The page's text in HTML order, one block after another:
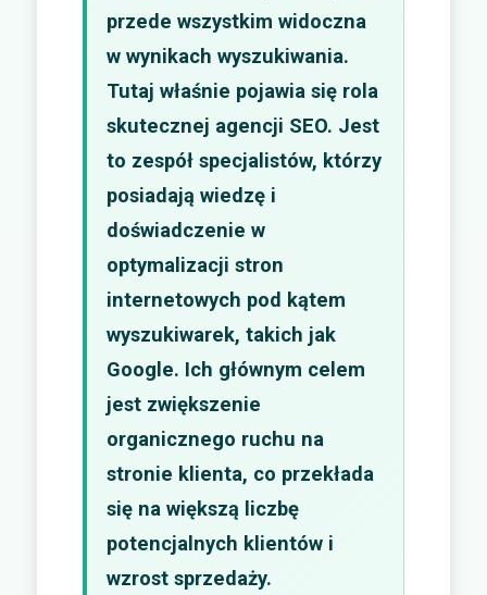
przede wszystkim widoczna
w wynikach wyszukiwania.
Tutaj właśnie pojawia się rola
skutecznej agencji SEO. Jest
to zespół specjalistów, którzy
posiadają wiedzę i
doświadczenie w
optymalizacji stron
internetowych pod kątem
wyszukiwarek, takich jak
Google. Ich głównym celem
jest zwiększenie
organicznego ruchu na
stronie klienta, co przekłada
się na większą liczbę
potencjalnych klientów i
wzrost sprzedaży.